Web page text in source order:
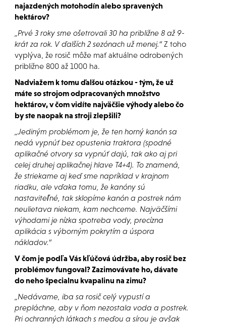
najazdených motohodín alebo spravených
hektárov?
„Prvé 3 roky sme ošetrovali 30 ha približne 8 až 9-
krát za rok. V ďalších 2 sezónach už menej.“ Z toho
vyplýva, že rosič môže mať aktuálne odrobených
približne 800 až 1000 ha.
Nadviažem k tomu ďalšou otázkou - tým, že už
máte so strojom odpracovaných množstvo
hektárov, v čom vidíte najväčšie výhody alebo čo
by ste naopak na stroji zlepšili?
„Jediným problémom je, že ten horný kanón sa
nedá vypnúť bez opustenia traktora (spodné
aplikačné otvory sa vypnúť dajú, tak ako aj pri
celej druhej aplikačnej hlave T4+4). To znamená,
že striekame aj keď sme napríklad v krajnom
riadku, ale vďaka tomu, že kanóny sú
nastaviteľné, tak sklopíme kanón a postrek nám
neulietava niekam, kam nechceme. Najväčšími
výhodami je nízka spotreba vody, precízna
aplikácia s výborným pokrytím a úspora
nákladov.“
V čom je podľa Vás kľúčová údržba, aby rosič bez
problémov fungoval? Zazimovávate ho, dávate
do neho špecialnu kvapalinu na zimu?
„Nedávame, iba sa rosič celý vypustí a
prepláchne, aby v ňom nezostala voda a postrek.
Pri ochranných látkach s meďou a sírou je avšak